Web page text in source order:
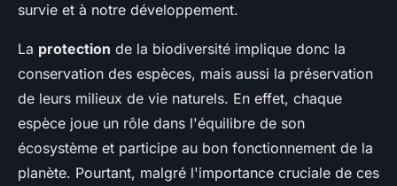
survie et à notre développement.
La protection de la biodiversité implique donc la
conservation des espèces, mais aussi la préservation
de leurs milieux de vie naturels. En effet, chaque
espèce joue un rôle dans l'équilibre de son
écosystème et participe au bon fonctionnement de la
planète. Pourtant, malgré l'importance cruciale de ces